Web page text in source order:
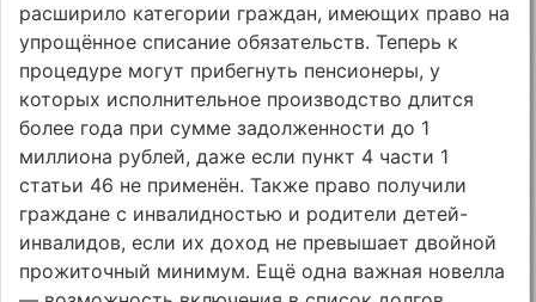
расширило категории граждан, имеющих право на
упрощённое списание обязательств. Теперь к
процедуре могут прибегнуть пенсионеры, у
которых исполнительное производство длится
более года при сумме задолженности до 1
миллиона рублей, даже если пункт 4 части 1
статьи 46 не применён. Также право получили
граждане с инвалидностью и родители детей-
инвалидов, если их доход не превышает двойной
прожиточный минимум. Ещё одна важная новелла